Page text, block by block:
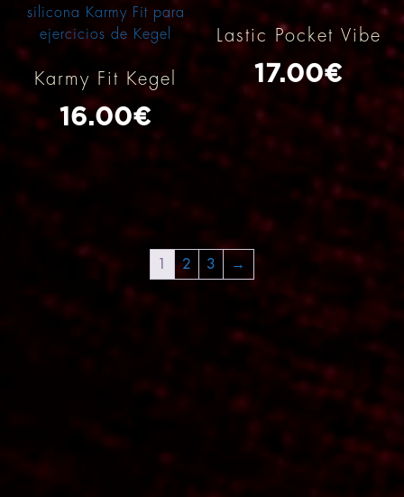
Karmy Fit Kegel
16.00€
Lastic Pocket Vibe
17.00€
1 2 3 →